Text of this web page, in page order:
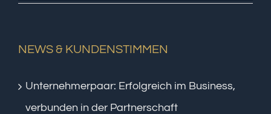
NEWS & KUNDENSTIMMEN
Unternehmerpaar: Erfolgreich im Business,
verbunden in der Partnerschaft